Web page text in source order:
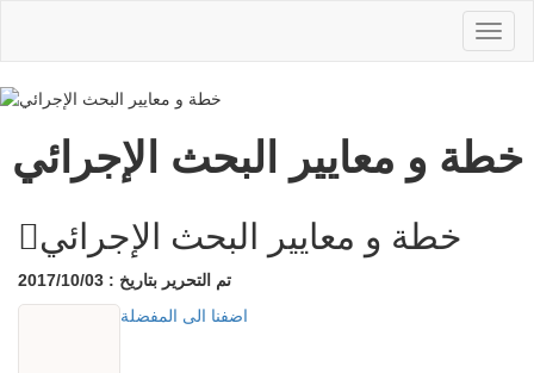
القائمة
خطة و معايير البحث الإجرائي
خطة و معايير البحث الإجرائي
تم التحرير بتاريخ : 2017/10/03
اضفنا الى المفضلة